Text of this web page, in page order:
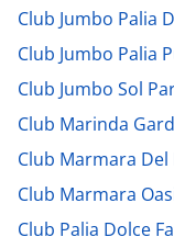
Club Jumbo Palia
Club Jumbo Palia
Club Jumbo Sol
Club Marinda
Club Marmara Del
Club Marmara
Club Palia Dolce